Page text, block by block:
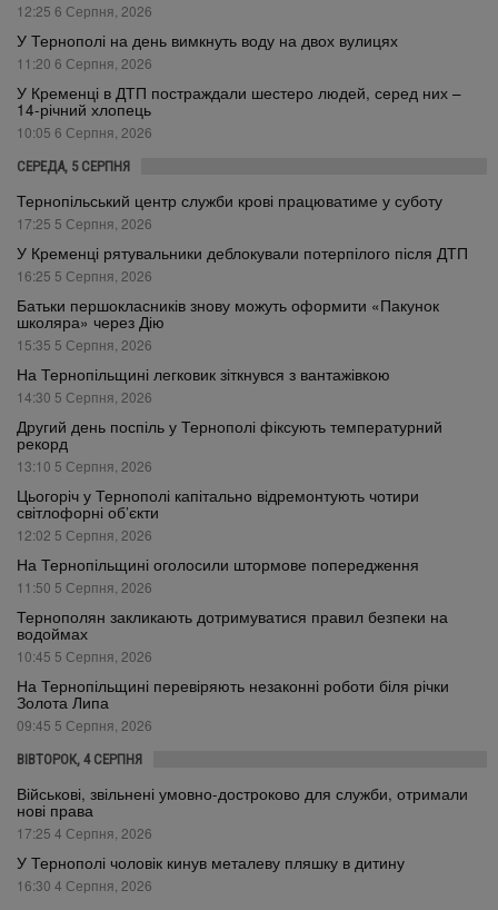
12:25 6 Серпня, 2026
У Тернополі на день вимкнуть воду на двох вулицях
11:20 6 Серпня, 2026
У Кременці в ДТП постраждали шестеро людей, серед них –
14-річний хлопець
10:05 6 Серпня, 2026
СЕРЕДА, 5 СЕРПНЯ
Тернопільський центр служби крові працюватиме у суботу
17:25 5 Серпня, 2026
У Кременці рятувальники деблокували потерпілого після ДТП
16:25 5 Серпня, 2026
Батьки першокласників знову можуть оформити «Пакунок
школяра» через Дію
15:35 5 Серпня, 2026
На Тернопільщині легковик зіткнувся з вантажівкою
14:30 5 Серпня, 2026
Другий день поспіль у Тернополі фіксують температурний
рекорд
13:10 5 Серпня, 2026
Цьогоріч у Тернополі капітально відремонтують чотири
світлофорні об’єкти
12:02 5 Серпня, 2026
На Тернопільщині оголосили штормове попередження
11:50 5 Серпня, 2026
Тернополян закликають дотримуватися правил безпеки на
водоймах
10:45 5 Серпня, 2026
На Тернопільщині перевіряють незаконні роботи біля річки
Золота Липа
09:45 5 Серпня, 2026
ВІВТОРОК, 4 СЕРПНЯ
Військові, звільнені умовно-достроково для служби, отримали
нові права
17:25 4 Серпня, 2026
У Тернополі чоловік кинув металеву пляшку в дитину
16:30 4 Серпня, 2026